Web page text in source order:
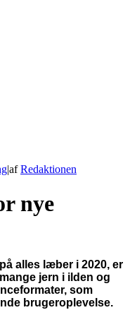
|afRedaktionen
nye
alles læber i 2020, er
jern i ilden og
som
brugeroplevelse.